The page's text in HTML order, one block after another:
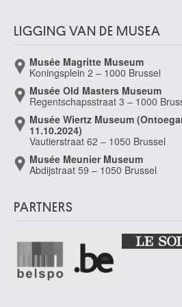
De Belleroche Albert
De Beyer Jan
Aarau (Zwitserland) 1703 - Kleef, Noordrijn-
de Bièfve Edouard
Brussel 1808 - 1882
De Bièvre Marie
Sint-Joost-ten-Node / Brussel 1865 - Elsene /
de Bisschop Jan
De Block Eugène François
Geraardsbergen 1812 - Antwerpen 1893
de Bloot Pieter
Rotterdam (Nederland) 1601 - 1658
De Boeck Felix
LIGGING VAN DE MUSEA
Musée Magritte Museum
Koningsplein 2 – 1000 Brussel
Musée Old Masters Museum
Regentschapsstraat 3 – 1000
Musée Wiertz Museum
11.10.2024)
Vautierstraat 62 – 1050 Brussel
Musée Meunier Museum
Abdijstraat 59 – 1050 Brussel
PARTNERS